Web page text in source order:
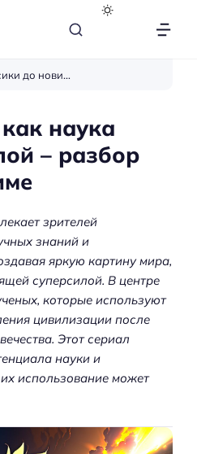
до новинок
наука
– разбор
зрителей
знаний и
яркую картину мира,
суперсилой. В центре
которые используют
цивилизации после
Этот сериал
науки и
использование может